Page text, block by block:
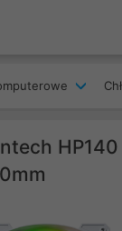
HP140